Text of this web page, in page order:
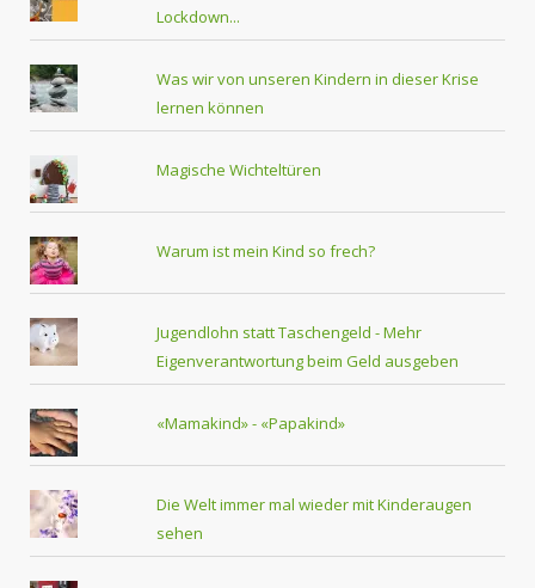
Lockdown...
Was wir von unseren Kindern in dieser Krise
lernen können
Magische Wichteltüren
Warum ist mein Kind so frech?
Jugendlohn statt Taschengeld - Mehr
Eigenverantwortung beim Geld ausgeben
«Mamakind» - «Papakind»
Die Welt immer mal wieder mit Kinderaugen
sehen